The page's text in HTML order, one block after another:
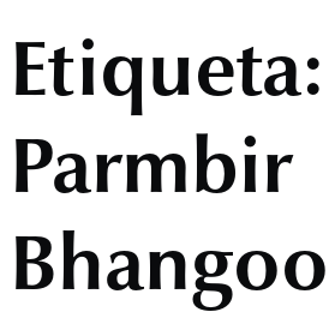
Etiqueta:
Parmbir
Bhangoo